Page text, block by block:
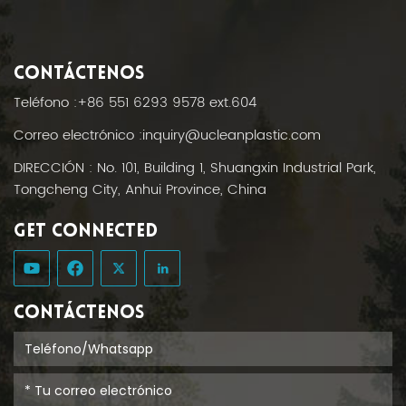
CONTÁCTENOS
Teléfono :+86 551 6293 9578 ext.604
Correo electrónico :inquiry@ucleanplastic.com
DIRECCIÓN : No. 101, Building 1, Shuangxin Industrial Park,
Tongcheng City, Anhui Province, China
GET CONNECTED
CONTÁCTENOS